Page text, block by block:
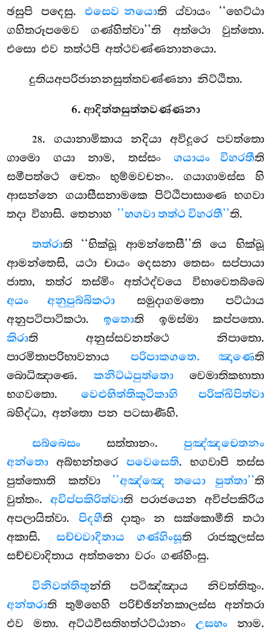
ඡසුපි පදෙසු. එසෙව නයොති ය්වායං ‘‘හෙට්ඨා
ගහිතරූපමෙව ගණ්හිත්වා’’ති අත්ථො වුත්තො.
එසො එව තත්ථපි අත්ථවණ්ණනානයො.
දුතියඅපරිජානනසුත්තවණ්ණනා නිට්ඨිතා.
6. ආදිත්තසුත්තවණ්ණනා
28. ගයානාමිකායනදියා අවිදූරෙ පවත්තො
ගාමො ගයා නාම, තස්සංගයායං විහරතීති
සමීපත්ථෙ චෙතං භුම්මවචනං. ගයාගාමස්ස හි
ආසන්නෙ ගයාසීසනාමකෙ පිට්ඨිපාසාණෙ භගවා
තදා විහාසි. තෙනාහ ‘‘භගවා තත්ථ විහරතී’’ති.
තත්රාති ‘‘භික්ඛූ ආමන්තෙසී’’ති යෙ භික්ඛූ
ආමන්තෙසි, යථා චායං දෙසනා තෙසං සප්පායා
ජාතා, තත්ර තස්මිං අත්ථද්වයෙ විභාවෙතබ්බෙ
අයං අනුපුබ්බිකථා සමුදාගමතො පට්ඨාය
අනුපටිපාටිකථා.ඉතොති ඉමස්මා කප්පතො.
කිරාති අනුස්සවනත්ථෙ නිපාතො.
පාරමිතාපරිභාවනාය පරිපාකගතෙ. ඤාණෙති
බොධිඤාණෙ. කනිට්ඨපුත්තොවෙමාතිකභාතා
භගවතො. වෙළුභිත්තිකුටිකාහි පරික්ඛිපිත්වා
බහිද්ධා, අන්තො පන පටසාණීහි.
සබ්බෙසං සත්තානං. පුඤ්ඤචෙතනං
අන්තො අබ්භන්තරෙ පවෙසෙති. භගවාපි තස්ස
පුත්තොති කත්වා ‘‘අඤ්ඤෙ තයො පුත්තා’’ති
වුත්තං. අවිප්පකිරිත්වාති පරාජයෙන අවිප්පකිරිය
අපලායිත්වා. පිදහීති දාතුං න සක්කොමීති තථා
අකාසි. සච්චවාදිතාය ගණ්හිංසූති රාජකුලස්ස
සච්චවාදිතාය අත්තනො වරං ගණ්හිංසු.
විනිවත්තිතුන්ති පටිඤ්ඤාය නිවත්තිතුං.
අන්තරාති තුම්හෙහි පරිච්ඡින්නකාලස්ස අන්තරා
එව මතා. අට්ඨවීසතිහත්ථට්ඨානං උසභංනාම.